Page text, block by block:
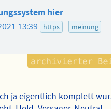
hier
13:39 https meinung
ja eigentlich komplett